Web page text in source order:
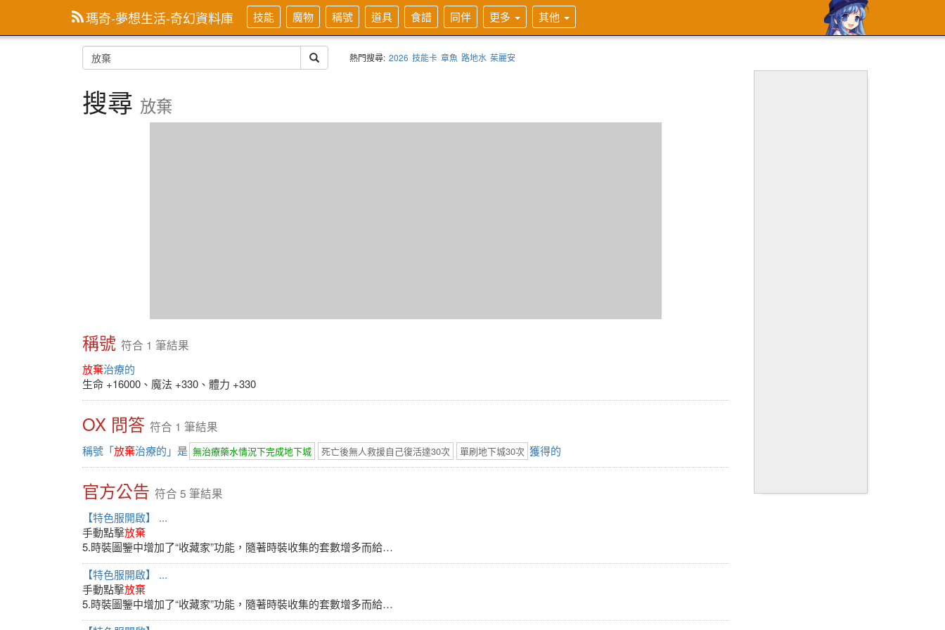
瑪奇-夢想生活-奇幻資料庫 技能 魔物 稱號 道具 食譜 同伴 更多 其他
熱門搜尋: 2026 技能卡 章魚 路地水 茱麗安
搜尋 放棄
稱號 符合 1 筆結果
放棄治療的
生命 +16000、魔法 +330、體力 +330
OX 問答 符合 1 筆結果
稱號「放棄治療的」是 無治療藥水情況下完成地下城 死亡後無人救援自己復活達30次 單刷地下城30次 獲得的
官方公告 符合 5 筆結果
【特色服開啟】 ...
手動點擊放棄
5.時裝圖鑒中增加了“收藏家”功能，隨著時裝收集的套數增多而給…
【特色服開啟】 ...
手動點擊放棄
5.時裝圖鑒中增加了“收藏家”功能，隨著時裝收集的套數增多而給…